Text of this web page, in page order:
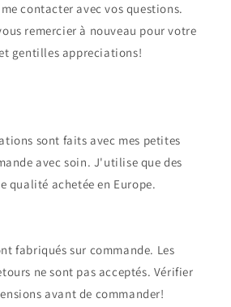
contacter avec vos questions.
remercier à nouveau pour votre
gentilles appreciations!
sont faits avec mes petites
avec soin. J'utilise que des
qualité achetée en Europe.
fabriqués sur commande. Les
ne sont pas acceptés. Vérifier
avant de commander!